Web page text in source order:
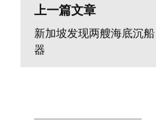
上一篇文章
新加坡发现两艘海底沉
器